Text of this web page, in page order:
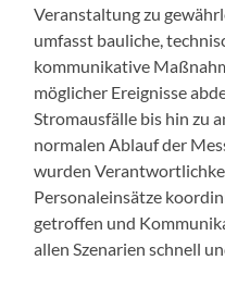
Veranstaltung zu
umfasst bauliche,
kommunikative
möglicher Ereignisse
Stromausfälle bis hin zu
normalen Ablauf der
wurden
Personaleinsätze
getroffen und
allen Szenarien schnell